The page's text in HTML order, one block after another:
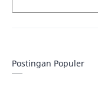
Postingan Populer